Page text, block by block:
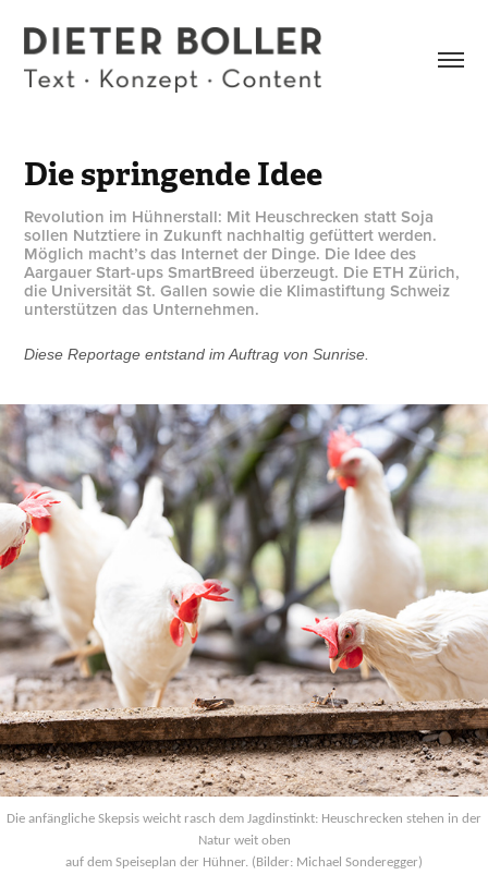
Die springende Idee
Revolution im Hühnerstall: Mit Heuschrecken statt Soja
sollen Nutztiere in Zukunft nachhaltig gefüttert werden.
Möglich macht’s das Internet der Dinge. Die Idee des
Aargauer Start-ups SmartBreed überzeugt. Die ETH Zürich,
die Universität St. Gallen sowie die Klimastiftung Schweiz
unterstützen das Unternehmen.
Diese Reportage entstand im Auftrag von Sunrise.
Die anfängliche Skepsis weicht rasch dem Jagdinstinkt: Heuschrecken stehen in der
Natur weit oben
auf dem Speiseplan der Hühner. (Bilder: Michael Sonderegger)